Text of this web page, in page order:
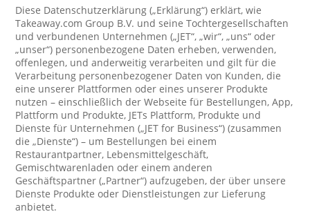
Diese Datenschutzerklärung („Erklärung“) erklärt, wie
Takeaway.com Group B.V. und seine Tochtergesellschaften
und verbundenen Unternehmen („JET“, „wir“, „uns“ oder
„unser“) personenbezogene Daten erheben, verwenden,
offenlegen, und anderweitig verarbeiten und gilt für die
Verarbeitung personenbezogener Daten von Kunden, die
eine unserer Plattformen oder eines unserer Produkte
nutzen – einschließlich der Webseite für Bestellungen, App,
Plattform und Produkte, JETs Plattform, Produkte und
Dienste für Unternehmen („JET for Business“) (zusammen
die „Dienste“) – um Bestellungen bei einem
Restaurantpartner, Lebensmittelgeschäft,
Gemischtwarenladen oder einem anderen
Geschäftspartner („Partner“) aufzugeben, der über unsere
Dienste Produkte oder Dienstleistungen zur Lieferung
anbietet.